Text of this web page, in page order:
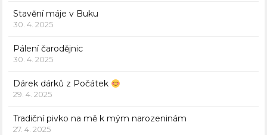
Stavění máje v Buku
30. 4. 2025
Pálení čarodějnic
30. 4. 2025
Dárek dárků z Počátek
29. 4. 2025
Tradiční pivko na mě k mým narozeninám
27. 4. 2025